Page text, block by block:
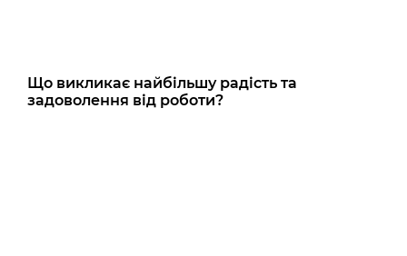
Що викликає найбільшу радість та
задоволення від роботи?